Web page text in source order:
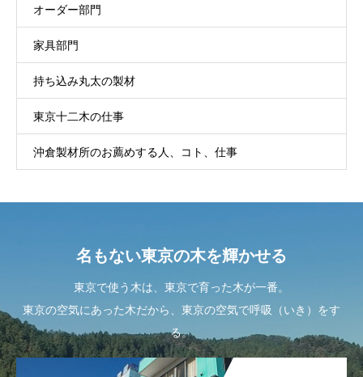
オーダー部門
家具部門
持ち込み丸太の製材
東京十二木の仕事
沖倉製材所のお薦めする人、コト、仕事
名もない東京の木を輝かせる
東京で使う木は、東京で育った木が一番。
東京の空気にあった木だから、東京の空気で呼吸（いき）をす
る。